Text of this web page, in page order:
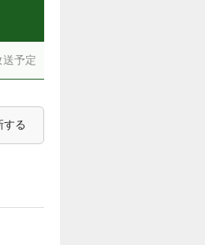
予定
する